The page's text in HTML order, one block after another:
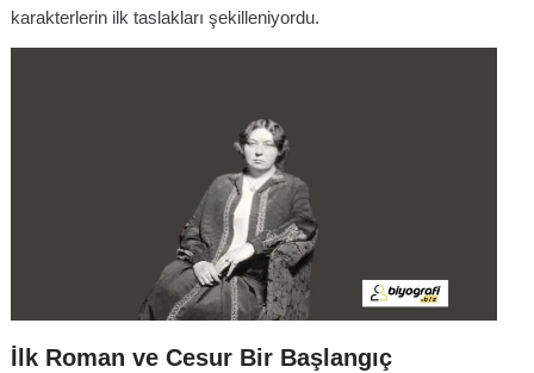
karakterlerin ilk taslakları şekilleniyordu.
İlk Roman ve Cesur Bir Başlangıç